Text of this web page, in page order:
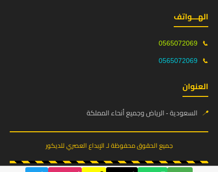
الهـــواتف
📞
0565072069
📞
0565072069
العنوان
📍 السعودية - الرياض وجميع أنحاء المملكة
جميع الحقوق محفوظة لـ الإبداع العصري للديكور